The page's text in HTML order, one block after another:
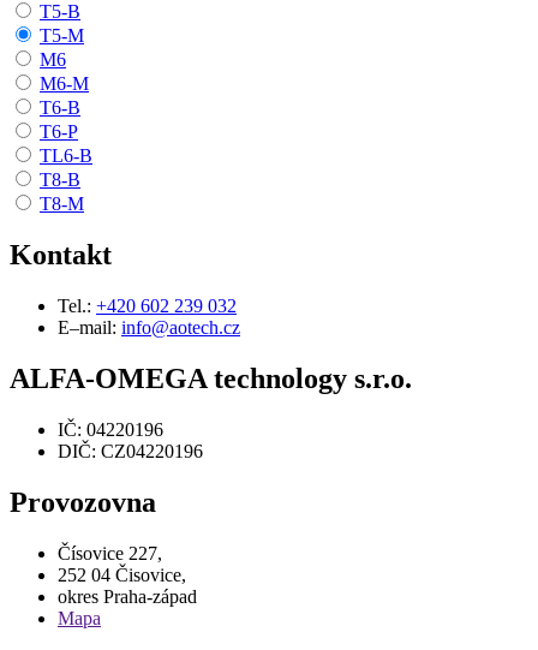
T5-B
T5-M
M6
M6-M
T6-B
T6-P
TL6-B
T8-B
T8-M
Kontakt
Tel.: +420 602 239 032
E–mail: info@aotech.cz
ALFA-OMEGA technology s.r.o.
IČ: 04220196
DIČ: CZ04220196
Provozovna
Čísovice 227,
252 04 Čisovice,
okres Praha-západ
Mapa